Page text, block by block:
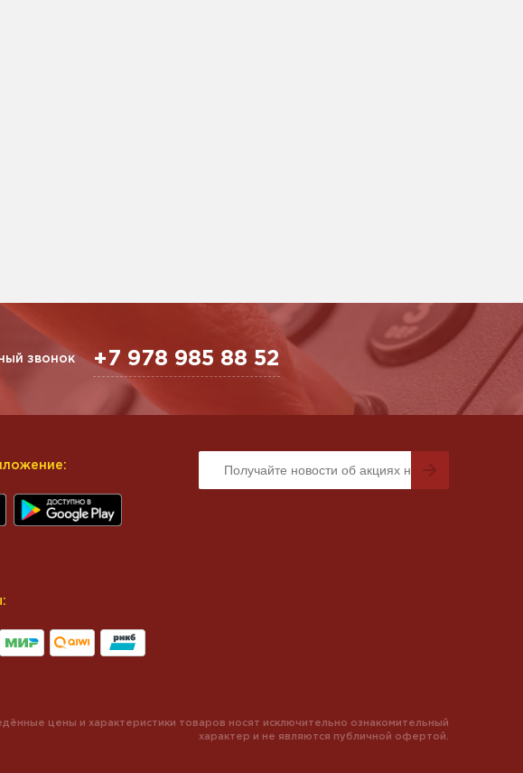
звонок +7 978 985 88 52
цены и характеристики товаров носят исключительно ознакомительный
характер и не являются публичной офертой.